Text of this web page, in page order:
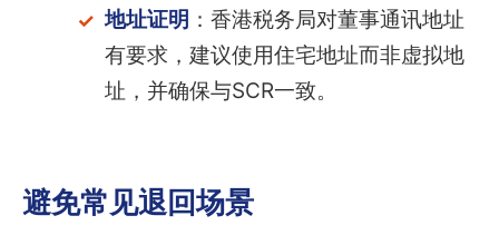
地址证明 ：香港税务局对董事通讯地址
有要求，建议使用住宅地址而非虚拟地
址，并确保与SCR一致。
避免常见退回场景